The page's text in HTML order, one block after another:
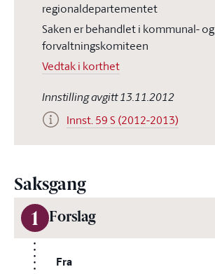
regionaldepartementet
Saken er behandlet i kommunal- og
forvaltningskomiteen
Vedtak i korthet
Innstilling avgitt 13.11.2012
Innst. 59 S (2012-2013)
Saksgang
1 Forslag
Fra